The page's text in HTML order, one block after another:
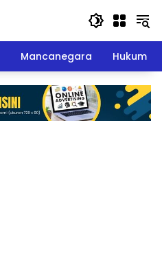
Mancanegara Hukum